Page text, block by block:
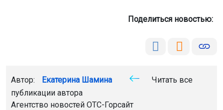
Поделиться новостью:
Автор: Екатерина Шамина
Читать все
публикации автора
Агентство новостей ОТС-Горсайт